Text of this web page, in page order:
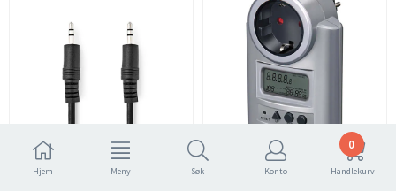
Hjem Meny Søk Konto
0
Handlekurv
Stereo Audio Cable - 10